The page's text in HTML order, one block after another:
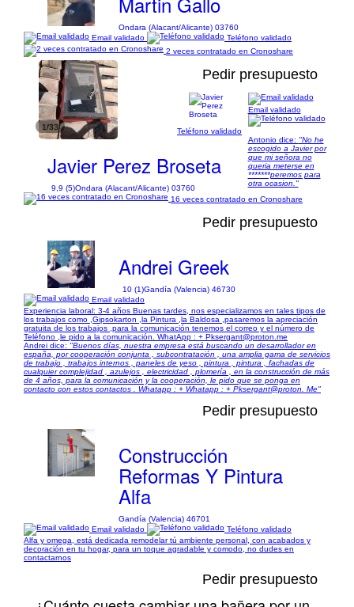
Ondara (Alacant/Alicante) 03760
Email validado
Teléfono validado
2 veces contratado en Cronoshare
1/33
Pedir presupuesto
Javier Perez Broseta
9,9 (5)Ondara (Alacant/Alicante) 03760
Email validado
Teléfono validado
Antonio dice: "No he
escogido a Javier por
que mi señora no
queria meterse en
*******peremos para
otra ocasion."
16 veces contratado en Cronoshare
Pedir presupuesto
Andrei Greek
10 (1)Gandía (Valencia) 46730
Email validado
Experiencia laboral: 3-4 años Buenas tardes, nos especializamos en tales tipos de
los trabajos como ,Gipsokarton ,la Pintura ,la Baldosa ,pasaremos la apreciación
gratuita de los trabajos ,para la comunicación tenemos el correo y el número de
Teléfono ,le pido a la comunicación. WhatApp : + Pksergant@proton.me
Andrei dice: "Buenos días, nuestra empresa está buscando un desarrollador en
españa, por cooperación conjunta , subcontratación , una amplia gama de servicios
de trabajo , trabajos internos , paneles de yeso , pintura , pintura , fachadas de
cualquier complejidad , azulejos , electricidad , plomería , en la construcción de más
de 4 años, para la comunicación y la cooperación, le pido que se ponga en
contacto con estos contactos . Whatapp : + Whatapp : + Pksergant@proton. Me"
Pedir presupuesto
Construcción
Reformas Y Pintura
Alfa
Gandía (Valencia) 46701
Email validado
Teléfono validado
Alfa y omega, está dedicada remodelar tú ambiente personal, con acabados y
decoración en tu hogar, para un toque agradable y comodo, no dudes en
contactarnos
Pedir presupuesto